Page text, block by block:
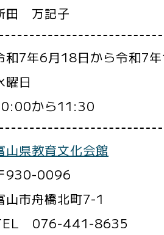
田 万記子
和7年6月18日から令和7
曜日
から11:30
山県教育文化会館
930-0096
山市舟橋北町7-1
076-441-8635